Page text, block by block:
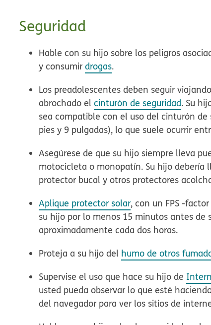
Seguridad
Hable con su hijo sobre los peligros
y consumirdrogas.
Los preadolescentes deben seguir
abrochado elcinturón de seguridad. Su
seacompatible con el uso del cinturón de
pies y 9 pulgadas), lo que suele ocurrir
Asegúrese de que su hijo siempre lleva
motocicleta o monopatín. Su hijo debería
protector bucal y otros protectores
Aplique protector solar, con un FPS -
su hijo por lo menos 15 minutos antes de
aproximadamente cada dos horas.
Proteja a su hijo del humo de otros
Supervise el uso que hace su hijo de
usted pueda observar lo que esté
del navegador para ver los sitios de